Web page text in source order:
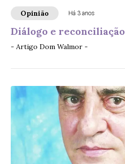
Opinião Há 3 anos
Diálogo e reconciliação
- Artigo Dom Walmor -